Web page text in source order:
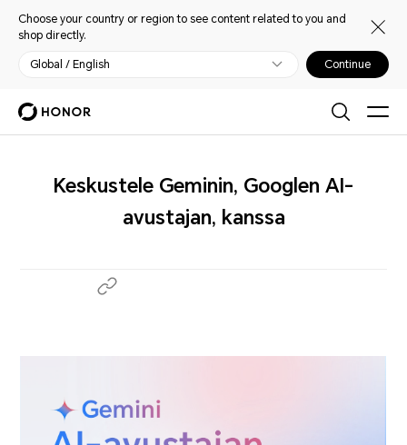
Choose your country or region to see content related to you and
shop directly.
Global / English Continue
Keskustele Geminin, Googlen AI-
avustajan, kanssa